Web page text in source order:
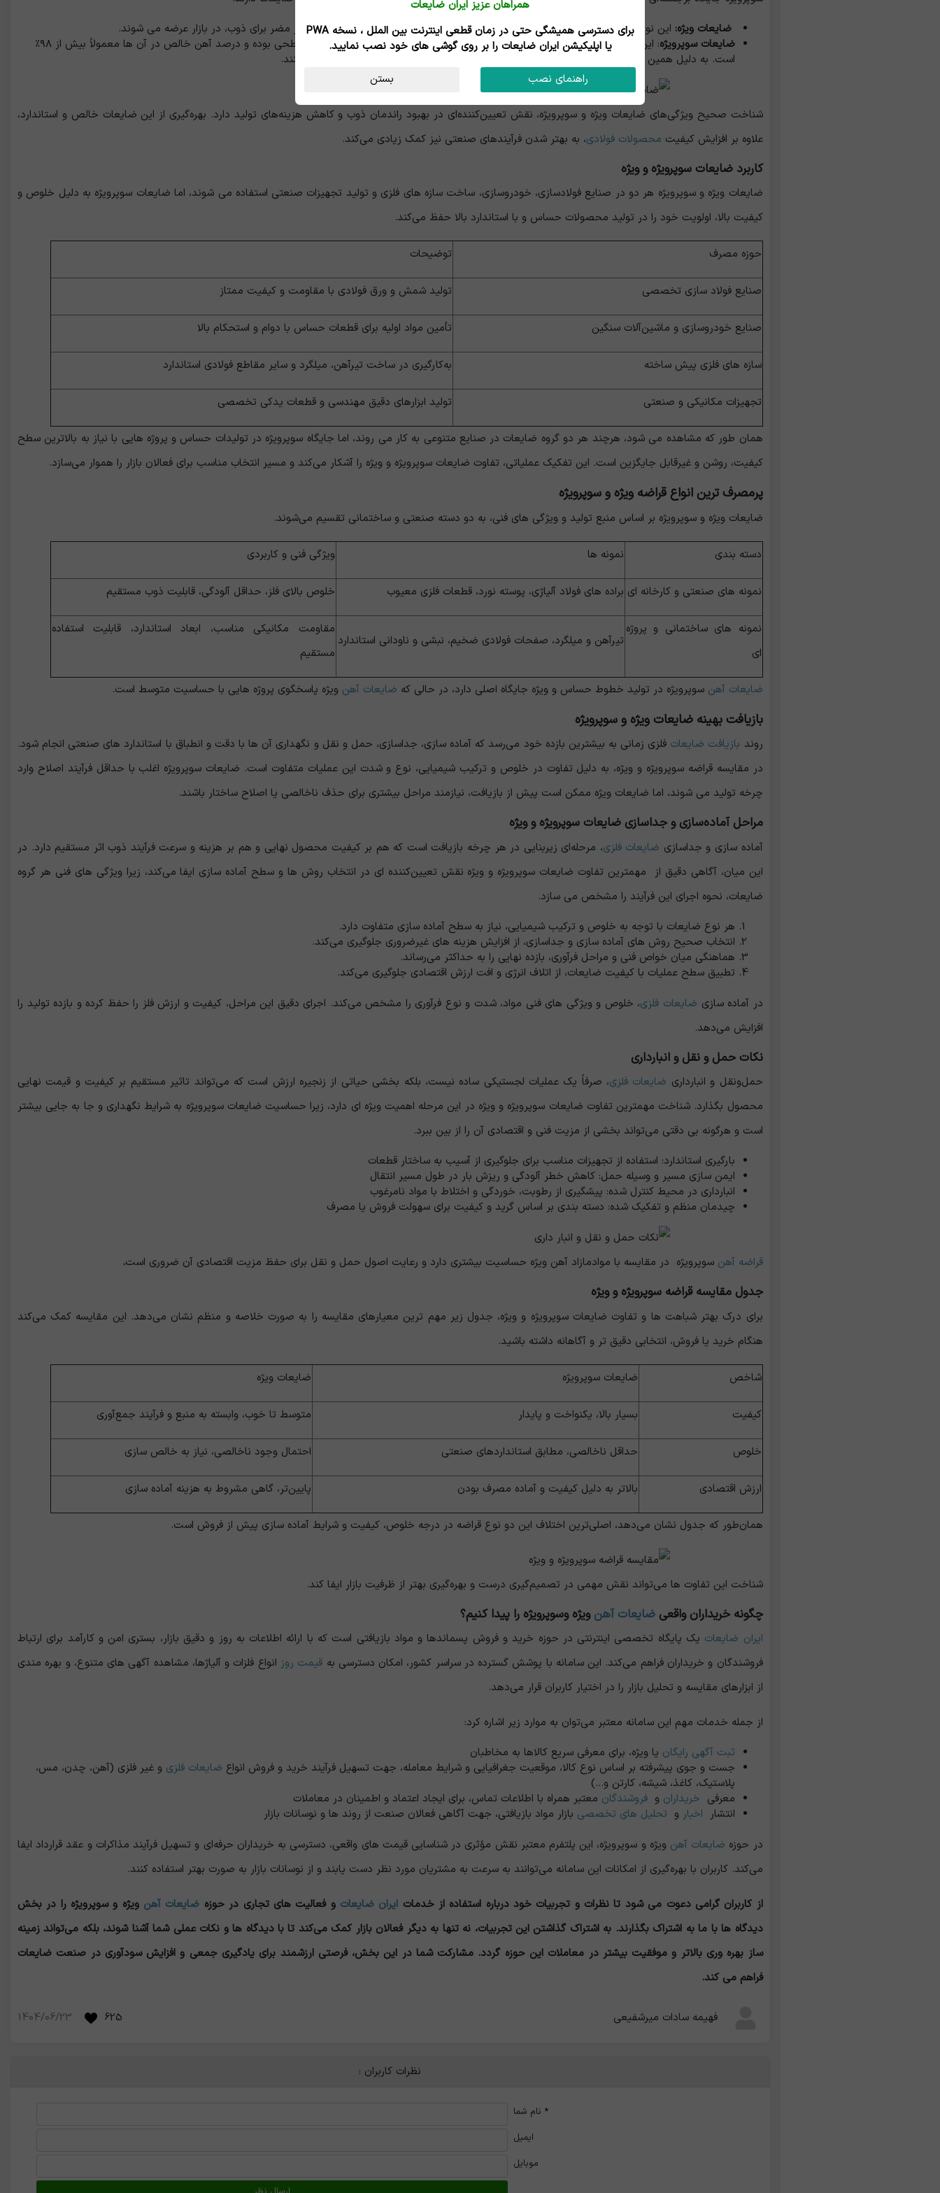
ضایعات ویژه: این نوع ضایعات اغلب به‌ صورت قطعات سالم و تمیز، با حداقل زنگ ‌زدگی و بدون عناصر مضر برای ذوب، در بازار عرضه می‌ شوند.
ضایعات سوپرویژه
: این دسته از ضایعات، تقریباً فاقد هرگونه پوشش غیرفلزی، آلیاژ نامطلوب یا آلودگی سطحی بوده و درصد آهن خالص در آن ‌ها معمولاً بیش از ۹۸٪
است. به دلیل همین خلوص بالا، در فرآیند ذوب بازدهی تقریباً کامل دارند و ضایعات ثانویه ایجاد نمی‌کنند.
شناخت صحیح ویژگی‌های ضایعات ویژه و سوپرویژه، نقش تعیین‌کننده‌ای در بهبود راندمان ذوب و کاهش هزینه‌های تولید دارد. بهره‌گیری از این ضایعات خالص و استاندارد،
علاوه بر افزایش کیفیت محصولات فولادی، به بهتر شدن فرآیندهای صنعتی نیز کمک زیادی می‌کند.
کاربرد ضایعات سوپرویژه و ویژه
ضایعات ویژه و سوپرویژه هر دو در صنایع فولادسازی، خودروسازی، ساخت سازه‌ های فلزی و تولید تجهیزات صنعتی استفاده می ‌شوند، اما ضایعات سوپرویژه به دلیل خلوص و
کیفیت بالا، اولویت خود را در تولید محصولات حساس و با استاندارد بالا حفظ می‌کند.
حوزه مصرف توضیحات
صنایع فولاد سازی تخصصی تولید شمش و ورق فولادی با مقاومت و کیفیت ممتاز
صنایع خودروسازی و ماشین‌آلات سنگین تأمین مواد اولیه برای قطعات حساس با دوام و استحکام بالا
سازه‌ های فلزی پیش ‌ساخته به‌کارگیری در ساخت تیرآهن، میلگرد و سایر مقاطع فولادی استاندارد
تجهیزات مکانیکی و صنعتی تولید ابزارهای دقیق مهندسی و قطعات یدکی تخصصی
همان‌ طور که مشاهده می ‌شود، هرچند هر دو گروه ضایعات در صنایع متنوعی به کار می‌ روند، اما جایگاه سوپرویژه در تولیدات حساس و پروژه ‌هایی با نیاز به بالاترین سطح
کیفیت، روشن و غیرقابل جایگزین است. این تفکیک عملیاتی، تفاوت ضایعات سوپرویژه و ویژه را آشکار می‌کند و مسیر انتخاب مناسب برای فعالان بازار را هموار می‌سازد.
پرمصرف ترین انواع قراضه ویژه و سوپرویژه
ضایعات ویژه و سوپرویژه بر اساس منبع تولید و ویژگی‌ های فنی، به دو دسته صنعتی و ساختمانی تقسیم می‌شوند.
دسته ‌بندی نمونه ‌ها ویژگی فنی و کاربردی
نمونه ‌های صنعتی و کارخانه ‌ای براده‌ های فولاد آلیاژی، پوسته نورد، قطعات فلزی معیوب خلوص بالای فلز، حداقل آلودگی، قابلیت ذوب مستقیم
نمونه‌ های ساختمانی و پروژه‌
ای
تیرآهن و میلگرد، صفحات فولادی ضخیم، نبشی و ناودانی استاندارد
مقاومت مکانیکی مناسب، ابعاد استاندارد، قابلیت استفاده
مستقیم
ضایعات آهن سوپرویژه در تولید خطوط حساس و ویژه جایگاه اصلی دارد، در حالی که ضایعات آهن ویژه پاسخگوی پروژه‌ هایی با حساسیت متوسط است.
بازیافت بهینه ضایعات ویژه و سوپرویژه
روند بازیافت ضایعات فلزی زمانی به بیشترین بازده خود می‌رسد که آماده‌ سازی، جداسازی، حمل ‌و نقل و نگهداری آن‌ ها با دقت و انطباق با استاندارد های صنعتی انجام شود.
در مقایسه قراضه سوپرویژه و ویژه، به‌ دلیل تفاوت در خلوص و ترکیب شیمیایی، نوع و شدت این عملیات متفاوت است. ضایعات سوپرویژه اغلب با حداقل فرآیند اصلاح وارد
چرخه تولید می ‌شوند، اما ضایعات ویژه ممکن است پیش از بازیافت، نیازمند مراحل بیشتری برای حذف ناخالصی یا اصلاح ساختار باشند.
مراحل آماده‌سازی و جداسازی ضایعات سوپرویژه و ویژه
آماده‌ سازی و جداسازی ضایعات فلزی، مرحله‌ای زیربنایی در هر چرخه بازیافت است که هم بر کیفیت محصول نهایی و هم بر هزینه و سرعت فرآیند ذوب اثر مستقیم دارد. در
این میان، آگاهی دقیق از مهمترین تفاوت ضایعات سوپرویژه و ویژه نقش تعیین‌کننده‌ ای در انتخاب روش‌ ها و سطح آماده ‌سازی ایفا می‌کند، زیرا ویژگی ‌های فنی هر گروه
ضایعات، نحوه اجرای این فرآیند را مشخص می ‌سازد.
هر نوع ضایعات با توجه به خلوص و ترکیب شیمیایی، نیاز به سطح آماده‌ سازی متفاوت دارد.
انتخاب صحیح روش‌ های آماده‌ سازی و جداسازی، از افزایش هزینه‌ های غیرضروری جلوگیری می‌کند.
هماهنگی میان خواص فنی و مراحل فرآوری، بازده نهایی را به حداکثر می‌رساند.
تطبیق سطح عملیات با کیفیت ضایعات، از اتلاف انرژی و افت ارزش اقتصادی جلوگیری می‌کند.
در آماده‌ سازی ضایعات فلزی، خلوص و ویژگی ‌های فنی مواد، شدت و نوع فرآوری را مشخص می‌کند. اجرای دقیق این مراحل، کیفیت و ارزش فلز را حفظ کرده و بازده تولید را
افزایش می‌دهد.
نکات حمل و نقل و انبارداری
حمل‌ونقل و انبارداری ضایعات فلزی، صرفاً یک عملیات لجستیکی ساده نیست، بلکه بخشی حیاتی از زنجیره ارزش است که می‌تواند تاثیر مستقیم بر کیفیت و قیمت نهایی
محصول بگذارد. شناخت مهمترین تفاوت ضایعات سوپرویژه و ویژه در این مرحله اهمیت ویژه ‌ای دارد، زیرا حساسیت ضایعات سوپرویژه به شرایط نگهداری و جا به‌ جایی بیشتر
است و هرگونه بی‌ دقتی می‌تواند بخشی از مزیت فنی و اقتصادی آن را از بین ببرد.
بارگیری استاندارد: استفاده از تجهیزات مناسب برای جلوگیری از آسیب به ساختار قطعات
ایمن‌ سازی مسیر و وسیله حمل: کاهش خطر آلودگی و ریزش بار در طول مسیر انتقال
انبارداری در محیط کنترل‌ شده: پیشگیری از رطوبت، خوردگی و اختلاط با مواد نامرغوب
چیدمان منظم و تفکیک ‌شده: دسته ‌بندی بر اساس گرید و کیفیت برای سهولت فروش یا مصرف
قراضه آهن سوپرویژه در مقایسه با موادمازاد آهن ویژه حساسیت بیشتری دارد و رعایت اصول حمل ‌و نقل برای حفظ مزیت اقتصادی آن ضروری است.
جدول مقایسه قراضه سوپرویژه و ویژه
برای درک بهتر شباهت ‌ها و تفاوت ضایعات سوپرویژه و ویژه، جدول زیر مهم ‌ترین معیارهای مقایسه را به‌ صورت خلاصه و منظم نشان می‌دهد. این مقایسه کمک می‌کند
هنگام خرید یا فروش، انتخابی دقیق ‌تر و آگاهانه داشته باشید.
شاخص ضایعات سوپرویژه ضایعات ویژه
کیفیت بسیار بالا، یکنواخت و پایدار متوسط تا خوب، وابسته به منبع و فرآیند جمع‌آوری
خلوص حداقل ناخالصی، مطابق استانداردهای صنعتی احتمال وجود ناخالصی، نیاز به خالص‌ سازی
ارزش اقتصادی بالاتر به دلیل کیفیت و آماده مصرف بودن پایین‌تر، گاهی مشروط به هزینه آماده‌ سازی
همان‌طور که جدول نشان می‌دهد، اصلی‌ترین اختلاف این دو نوع قراضه در درجه خلوص، کیفیت و شرایط آماده‌ سازی پیش از فروش است.
شناخت این تفاوت ‌ها می‌تواند نقش مهمی در تصمیم‌گیری درست و بهره‌گیری بهتر از ظرفیت بازار ایفا کند.
چگونه خریداران واقعیضایعات آهنویژه وسوپرویژه را پیدا کنیم؟
ایران ضایعات یک پایگاه تخصصی اینترنتی در حوزه خرید و فروش پسماندها و مواد بازیافتی است که با ارائه اطلاعات به‌ روز و دقیق بازار، بستری امن و کارآمد برای ارتباط
فروشندگان و خریداران فراهم می‌کند. این سامانه با پوشش گسترده در سراسر کشور، امکان دسترسی به قیمت روز انواع فلزات و آلیاژها، مشاهده آگهی ‌های متنوع، و بهره‌ مندی
از ابزارهای مقایسه و تحلیل بازار را در اختیار کاربران قرار می‌دهد.
از جمله خدمات مهم این سامانه معتبر می‌توان به موارد زیر اشاره کرد:
ثبت آگهی رایگان یا ویژه، برای معرفی سریع کالاها به مخاطبان
جست ‌و جوی پیشرفته بر اساس نوع کالا، موقعیت جغرافیایی و شرایط معامله، جهت تسهیل فرآیند خرید و فروش انواع ضایعات فلزی و غیر فلزی (آهن، چدن، مس،
پلاستیک، کاغذ، شیشه، کارتن و...)
معرفی خریداران و فروشندگان معتبر همراه با اطلاعات تماس، برای ایجاد اعتماد و اطمینان در معاملات
انتشار اخبار و تحلیل های تخصصی بازار مواد بازیافتی، جهت آگاهی فعالان صنعت از روند ها و نوسانات بازار
در حوزه ضایعات آهن ویژه و سوپرویژه، این پلتفرم معتبر نقش مؤثری در شناسایی قیمت ‌های واقعی، دسترسی به خریداران حرفه‌ای و تسهیل فرآیند مذاکرات و عقد قرارداد ایفا
می‌کند. کاربران با بهره‌گیری از امکانات این سامانه می‌توانند به سرعت به مشتریان مورد نظر دست یابند و از نوسانات بازار به ‌صورت بهتر استفاده کنند.
از کاربران گرامی دعوت می ‌شود تا نظرات و تجربیات خود درباره استفاده از خدمات ایران ضایعات و فعالیت ‌های تجاری در حوزه ضایعات آهن ویژه و سوپرویژه را در بخش
دیدگاه‌ ها با ما به اشتراک بگذارند. به اشتراک گذاشتن این تجربیات، نه تنها به دیگر فعالان بازار کمک می‌کند تا با دیدگاه‌ ها و نکات عملی شما آشنا شوند، بلکه می‌تواند زمینه‌
ساز بهره‌ وری بالاتر و موفقیت بیشتر در معاملات این حوزه گردد. مشارکت شما در این بخش، فرصتی ارزشمند برای یادگیری جمعی و افزایش سودآوری در صنعت ضایعات
فراهم می‌ کند.
فهیمه سادات میرشفیعی 625
1404/06/23
نظرات کاربران :
* نام شما
ایمیل
موبایل
همراهان عزیز ایران ضایعات
برای دسترسی همیشگی حتی در زمان قطعی اینترنت بین الملل ، نسخه PWA
یا اپلیکیشن ایران ضایعات را بر روی گوشی های خود نصب نمایید.
راهنمای نصب بستن